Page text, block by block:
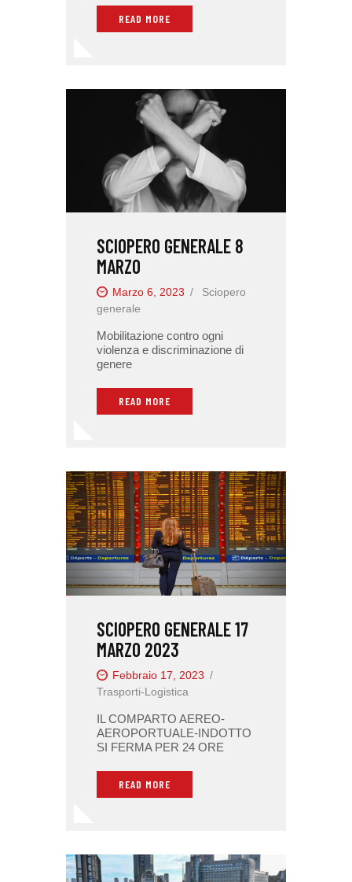
READ MORE
SCIOPERO GENERALE 8
MARZO
Marzo 6, 2023
Sciopero
generale
Mobilitazione contro ogni
violenza e discriminazione di
genere
READ MORE
SCIOPERO GENERALE 17
MARZO 2023
Febbraio 17, 2023
Trasporti-Logistica
IL COMPARTO AEREO-
AEROPORTUALE-INDOTTO
SI FERMA PER 24 ORE
READ MORE